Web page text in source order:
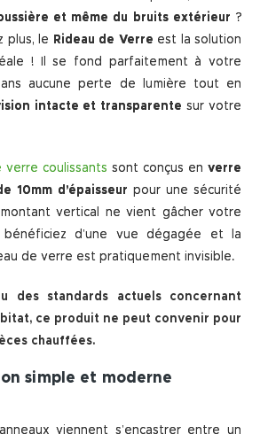
et même du bruits extérieur ?
plus, le
Rideau de Verre est la solution
! Il se fond parfaitement à votre
aucune perte de lumière tout en
intacte et transparente sur votre
verre coulissants sont conçus en verre
10mm d’épaisseur pour une sécurité
vertical ne vient gâcher votre
bénéficiez d’une vue dégagée et la
de verre est pratiquement invisible.
des standards actuels concernant
ce produit ne peut convenir pour
chauffées.
simple et moderne
viennent s’encastrer entre un